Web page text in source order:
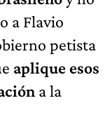
a Flavio
petista
aplique esos
a la